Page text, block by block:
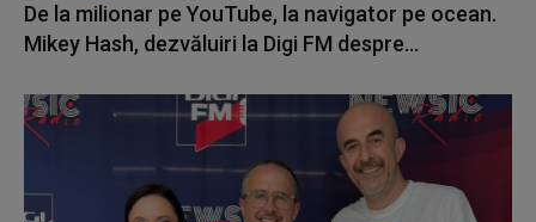
De la milionar pe YouTube, la navigator pe ocean.
Mikey Hash, dezvăluiri la Digi FM despre...